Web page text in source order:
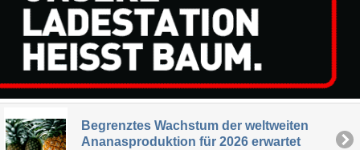
Begrenztes Wachstum der weltweiten
Ananasproduktion für 2026 erwartet